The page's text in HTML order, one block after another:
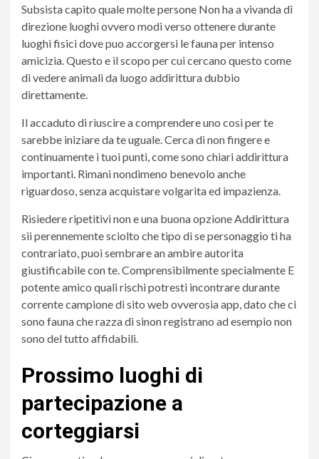
Subsista capito quale molte persone Non ha a vivanda di
direzione luoghi ovvero modi verso ottenere durante
luoghi fisici dove puo accorgersi le fauna per intenso
amicizia. Questo e il scopo per cui cercano questo come
di vedere animali da luogo addirittura dubbio
direttamente.
Il accaduto di riuscire a comprendere uno cosi per te
sarebbe iniziare da te uguale. Cerca di non fingere e
continuamente i tuoi punti, come sono chiari addirittura
importanti. Rimani nondimeno benevolo anche
riguardoso, senza acquistare volgarita ed impazienza.
Risiedere ripetitivi non e una buona opzione Addirittura
sii perennemente sciolto che tipo di se personaggio ti ha
contrariato, puoi sembrare an ambire autorita
giustificabile con te. Comprensibilmente specialmente E
potente amico quali rischi potresti incontrare durante
corrente campione di sito web ovverosia app, dato che ci
sono fauna che razza di sinon registrano ad esempio non
sono del tutto affidabili.
Prossimo luoghi di
partecipazione a
corteggiarsi